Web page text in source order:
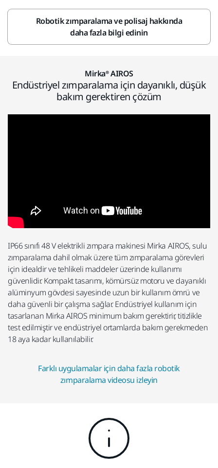
Robotik zımparalama ve polisaj hakkında
daha fazla bilgi edinin
Mirka® AIROS
Endüstriyel zımparalama için dayanıklı, düşük
bakım gerektiren çözüm
IP66 sınıfı 48 V elektrikli zımpara makinesi Mirka AIROS, sulu
zımparalama dahil olmak üzere tüm zımparalama görevleri
için idealdir ve tehlikeli maddeler üzerinde kullanımı
güvenlidir. Kompakt tasarımı, kömürsüz motoru ve dayanıklı
alüminyum gövdesi sayesinde uzun bir kullanım ömrü ve
daha güvenli bir çalışma sağlar. Endüstriyel kullanım için
tasarlanan Mirka AIROS minimum bakım gerektirir, titizlikle
test edilmiştir ve endüstriyel ortamlarda bakım gerekmeden
18 aya kadar kullanılabilir.
Farklı uygulamalar için daha fazla robotik
zımparalama videosu izleyin